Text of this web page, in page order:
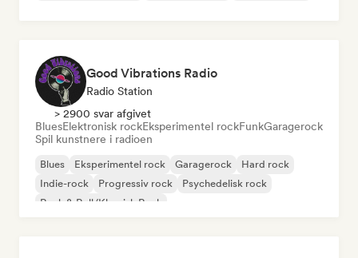
Good Vibrations Radio
Radio Station
> 2900 svar afgivet
BluesElektronisk rockEksperimentel rockFunkGaragerock
Spil kunstnere i radioen
Blues Eksperimentel rock Garagerock
Hard rock
Indie-rock
Progressiv rock
Psychedelisk rock
Rock & Roll/Klassisk Rock